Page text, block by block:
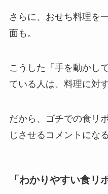
さらに、おせち料理を
面も。
こうした「手を動かし
ている人は、料理に対
だから、ゴチでの食リ
じさせるコメントにな
「わかりやすい食リ